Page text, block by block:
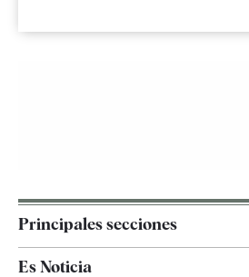
Principales secciones
Es Noticia